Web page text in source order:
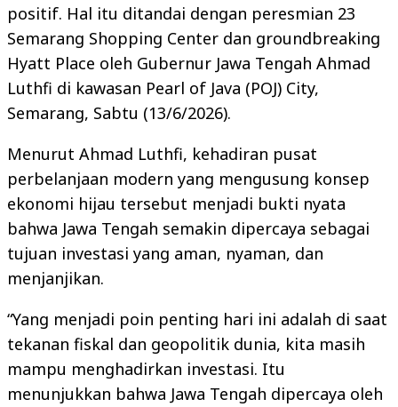
positif. Hal itu ditandai dengan peresmian 23
Semarang Shopping Center dan groundbreaking
Hyatt Place oleh Gubernur Jawa Tengah Ahmad
Luthfi di kawasan Pearl of Java (POJ) City,
Semarang, Sabtu (13/6/2026).
Menurut Ahmad Luthfi, kehadiran pusat
perbelanjaan modern yang mengusung konsep
ekonomi hijau tersebut menjadi bukti nyata
bahwa Jawa Tengah semakin dipercaya sebagai
tujuan investasi yang aman, nyaman, dan
menjanjikan.
“Yang menjadi poin penting hari ini adalah di saat
tekanan fiskal dan geopolitik dunia, kita masih
mampu menghadirkan investasi. Itu
menunjukkan bahwa Jawa Tengah dipercaya oleh